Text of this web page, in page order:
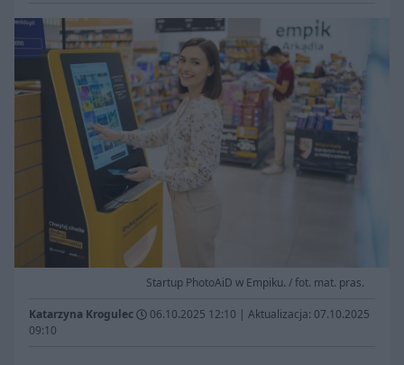
Startup PhotoAiD w Empiku. / fot. mat. pras.
Katarzyna Krogulec 06.10.2025 12:10 | Aktualizacja: 07.10.2025
09:10